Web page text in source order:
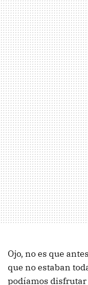
Ojo, no es que
que no estaban
podíamos disfrutar